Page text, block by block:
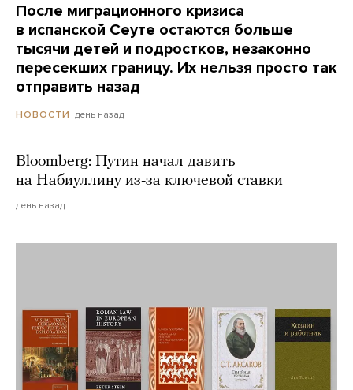
После миграционного кризиса
в испанской Сеуте остаются больше
тысячи детей и подростков, незаконно
пересекших границу. Их нельзя просто так
отправить назад
НОВОСТИ день назад
Bloomberg: Путин начал давить
на Набиуллину из-за ключевой ставки
день назад